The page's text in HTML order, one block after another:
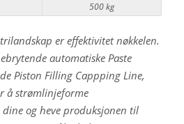
500 kg
er effektivitet nøkkelen.
automatiske Paste
Piston Filling Cappping Line,
å strømlinjeforme
dine og heve produksjonen til